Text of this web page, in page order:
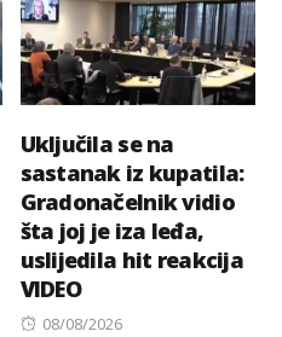
Uključila se na
sastanak iz kupatila:
Gradonačelnik vidio
šta joj je iza leđa,
uslijedila hit reakcija
VIDEO
Posted
08/08/2026